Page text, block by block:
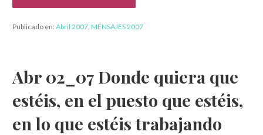
Publicado en:Abril 2007, MENSAJES 2007
Abr 02_07 Donde quiera que
estéis, en el puesto que estéis,
en lo que estéis trabajando